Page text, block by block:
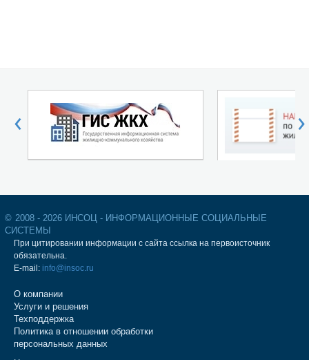
‹ ›
© 2008 - 2026 ИНСОЦ - ИНФОРМАЦИОННЫЕ СОЦИАЛЬНЫЕ
СИСТЕМЫ
При цитировании информации с сайта ссылка на первоисточник
обязательна.
E-mail: info@insoc.ru
О компании
Услуги и решения
Техподдержка
Политика в отношении обработки
персональных данных